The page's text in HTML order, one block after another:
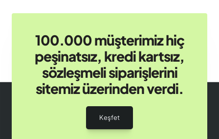
100.000 müşterimiz hiç
peşinatsız, kredi kartsız,
sözleşmeli siparişlerini
sitemiz üzerinden verdi.
Keşfet